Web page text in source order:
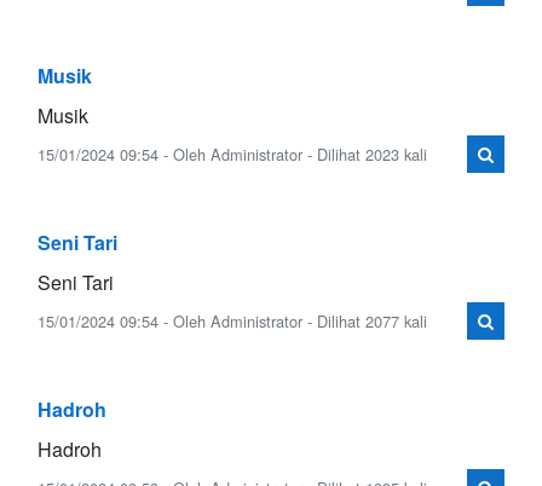
Musik
Musik
15/01/2024 09:54 - Oleh Administrator - Dilihat 2023 kali
Seni Tari
Seni Tari
15/01/2024 09:54 - Oleh Administrator - Dilihat 2077 kali
Hadroh
Hadroh